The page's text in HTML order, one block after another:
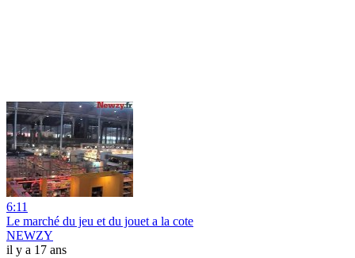
6:11
Le marché du jeu et du jouet a la cote
NEWZY
il y a 17 ans